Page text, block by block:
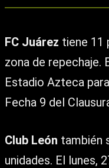
FC Juárez tiene 11
zona de repechaje.
Estadio Azteca
Fecha 9 del
Club León también
unidades. El lunes,